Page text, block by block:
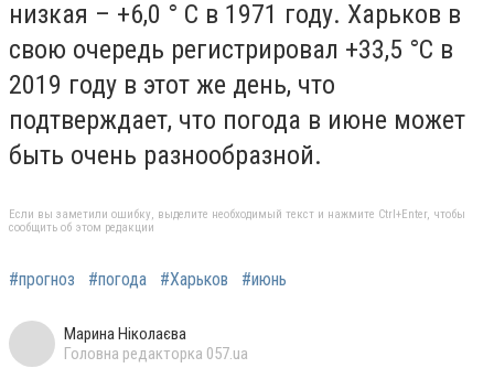
низкая – +6,0 ° С в 1971 году. Харьков в
свою очередь регистрировал +33,5 °С в
2019 году в этот же день, что
подтверждает, что погода в июне может
быть очень разнообразной.
Если вы заметили ошибку, выделите необходимый текст и нажмите Ctrl+Enter, чтобы
сообщить об этом редакции
#прогноз #погода #Харьков #июнь
Марина Ніколаєва
Головна редакторка 057.ua